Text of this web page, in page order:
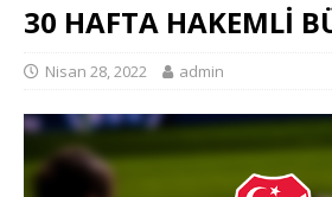
30 HAFTA HAKEMLİ
Nisan 28, 2022 admin